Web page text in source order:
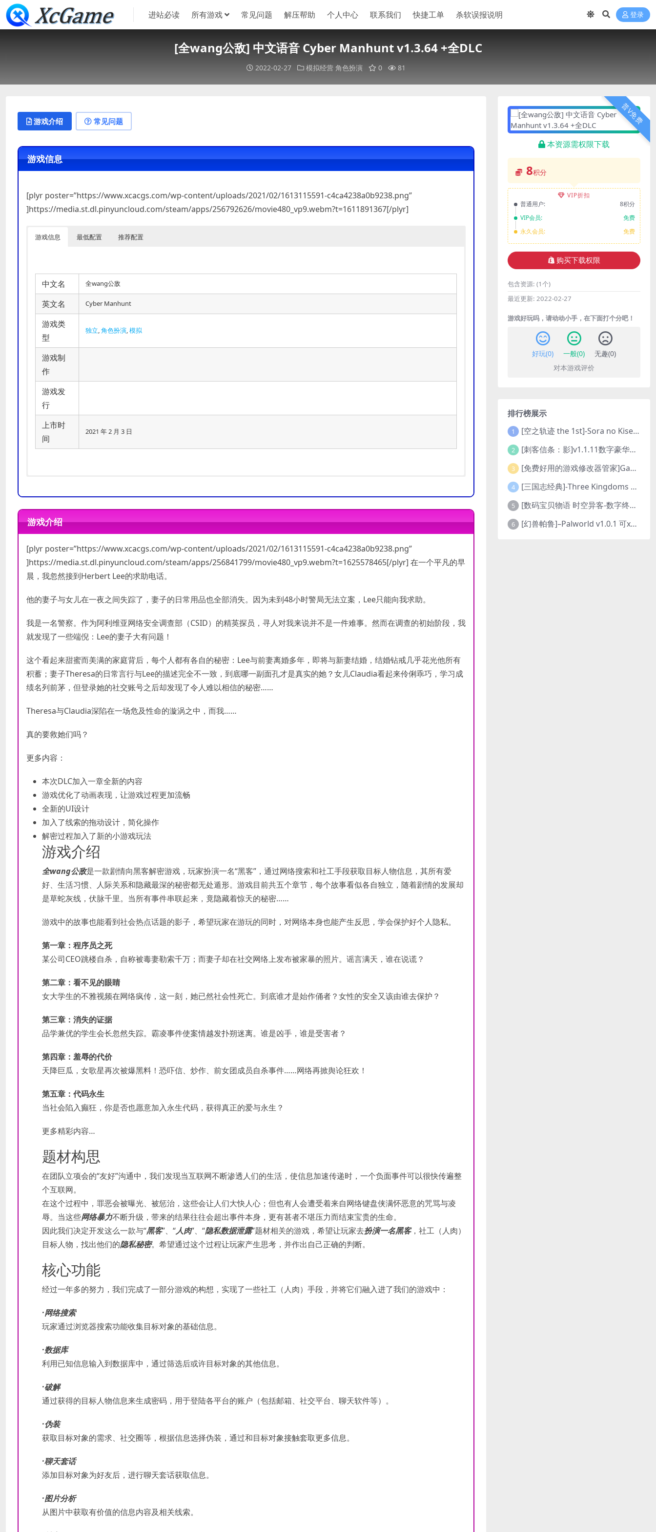
进站必读 所有游戏 常见问题 解压帮助 个人中心 联系我们 快捷工单 杀软误报说明 登录
[全wang公敌] 中文语音 Cyber Manhunt v1.3.64 +全DLC
2022-02-27 模拟经营 角色扮演 0 81
游戏介绍 常见问题
游戏信息
[plyr poster=”https://www.xcacgs.com/wp-content/uploads/2021/02/1613115591-c4ca4238a0b9238.png”
]https://media.st.dl.pinyuncloud.com/steam/apps/256792626/movie480_vp9.webm?t=1611891367[/plyr]
游戏信息 最低配置 推荐配置
中文名 全wang公敌
英文名 Cyber Manhunt
游戏类
型
独立 角色扮演 模拟
游戏制
作
游戏发
行
上市时
间
2021 年 2 月 3 日
DirectX 版本:9.0c
存储空间:需要 3 GB 可用空间
声卡: 100% DirectX 9.0c compatible sound card
DirectX 版本:9.0c
存储空间:需要 3 GB 可用空间
声卡: 100% DirectX 9.0c compatible sound card
游戏介绍
[plyr poster=”https://www.xcacgs.com/wp-content/uploads/2021/02/1613115591-c4ca4238a0b9238.png”
]https://media.st.dl.pinyuncloud.com/steam/apps/256841799/movie480_vp9.webm?t=1625578465[/plyr] 在一个平凡的早
晨，我忽然接到Herbert Lee的求助电话。
他的妻子与女儿在一夜之间失踪了，妻子的日常用品也全部消失。因为未到48小时警局无法立案，Lee只能向我求助。
我是一名警察。作为阿利维亚网络安全调查部（CSID）的精英探员，寻人对我来说并不是一件难事。然而在调查的初始阶段，我
就发现了一些端倪：Lee的妻子大有问题！
这个看起来甜蜜而美满的家庭背后，每个人都有各自的秘密：Lee与前妻离婚多年，即将与新妻结婚，结婚钻戒几乎花光他所有
积蓄；妻子Theresa的日常言行与Lee的描述完全不一致，到底哪一副面孔才是真实的她？女儿Claudia看起来伶俐乖巧，学习成
绩名列前茅，但登录她的社交账号之后却发现了令人难以相信的秘密……
Theresa与Claudia深陷在一场危及性命的漩涡之中，而我……
真的要救她们吗？
更多内容：
本次DLC加入一章全新的内容
游戏优化了动画表现，让游戏过程更加流畅
全新的UI设计
加入了线索的拖动设计，简化操作
解密过程加入了新的小游戏玩法
游戏介绍
全wang公敌是一款剧情向黑客解密游戏，玩家扮演一名“黑客”，通过网络搜索和社工手段获取目标人物信息，其所有爱
好、生活习惯、人际关系和隐藏最深的秘密都无处遁形。游戏目前共五个章节，每个故事看似各自独立，随着剧情的发展却
是草蛇灰线，伏脉千里。当所有事件串联起来，竟隐藏着惊天的秘密……
游戏中的故事也能看到社会热点话题的影子，希望玩家在游玩的同时，对网络本身也能产生反思，学会保护好个人隐私。
第一章：程序员之死
某公司CEO跳楼自杀，自称被毒妻勒索千万；而妻子却在社交网络上发布被家暴的照片。谣言满天，谁在说谎？
第二章：看不见的眼睛
女大学生的不雅视频在网络疯传，这一刻，她已然社会性死亡。到底谁才是始作俑者？女性的安全又该由谁去保护？
第三章：消失的证据
品学兼优的学生会长忽然失踪。霸凌事件使案情越发扑朔迷离。谁是凶手，谁是受害者？
第四章：羞辱的代价
天降巨瓜，女歌星再次被爆黑料！恐吓信、炒作、前女团成员自杀事件……网络再掀舆论狂欢！
第五章：代码永生
当社会陷入癫狂，你是否也愿意加入永生代码，获得真正的爱与永生？
更多精彩内容…
题材构思
在团队立项会的“友好”沟通中，我们发现当互联网不断渗透人们的生活，使信息加速传递时，一个负面事件可以很快传遍整
个互联网。
在这个过程中，罪恶会被曝光、被惩治，这些会让人们大快人心；但也有人会遭受着来自网络键盘侠满怀恶意的咒骂与凌
辱。当这些网络暴力不断升级，带来的结果往往会超出事件本身，更有甚者不堪压力而结束宝贵的生命。
因此我们决定开发这么一款与“黑客”、“人肉”、“隐私数据泄露”题材相关的游戏，希望让玩家去扮演一名黑客，社工（人肉）
目标人物，找出他们的隐私秘密。希望通过这个过程让玩家产生思考，并作出自己正确的判断。
核心功能
经过一年多的努力，我们完成了一部分游戏的构想，实现了一些社工（人肉）手段，并将它们融入进了我们的游戏中：
·网络搜索
玩家通过浏览器搜索功能收集目标对象的基础信息。
·数据库
利用已知信息输入到数据库中，通过筛选后或许目标对象的其他信息。
·破解
通过获得的目标人物信息来生成密码，用于登陆各平台的账户（包括邮箱、社交平台、聊天软件等）。
·伪装
获取目标对象的需求、社交圈等，根据信息选择伪装，通过和目标对象接触套取更多信息。
·聊天套话
添加目标对象为好友后，进行聊天套话获取信息。
·图片分析
从图片中获取有价值的信息内容及相关线索。
普V免费
本资源需权限下载
8积分
VIP折扣
普通用户:
8积分
VIP会员:
免费
永久会员:
免费
购买下载权限
包含资源: (1个)
最近更新: 2022-02-27
游戏好玩吗，请动动小手，在下面打个分吧！
好玩(0) 一般(0) 无趣(0)
对本游戏评价
排行榜展示
1 [空之轨迹 the 1st]-Sora no Kiseki the 1st-更新至v1.06.4-全DLC
2 [刺客信条：影]v1.1.11数字豪华版全DLC
3 [免费好用的游戏修改器管家]Game Cheats Manager
4 [三国志经典]-Three Kingdoms Classic-Build.24048091-v1.0.0+5
5 [数码宝贝物语 时空异客-数字终极版]- Digimon Story Time Stranger-Build.23514637
6 [幻兽帕鲁]–Palworld v1.0.1 可xbox联机